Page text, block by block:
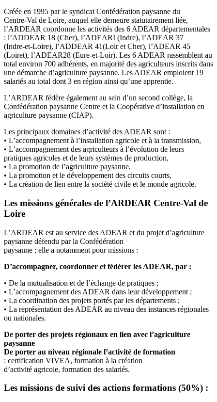
Créée en 1995 par le syndicat Confédération paysanne du
Centre-Val de Loire, auquel elle demeure statutairement liée,
l’ARDEAR coordonne les activités des 6 ADEAR départementales
: l’ADDEAR 18 (Cher), l’ADEARI (Indre), l’ADEAR 37
(Indre-et-Loire), l’ADDEAR 41(Loir et Cher), l’ADEAR 45
(Loiret), l’ADEAR28 (Eure-et-Loir). Les 6 ADEAR rassemblent au
total environ 700 adhérents, en majorité des agriculteurs inscrits dans
une démarche d’agriculture paysanne. Les ADEAR emploient 19
salariés au total dont 3 en région ainsi qu’une apprentie.
L’ARDEAR fédère également au sein d’un second collège, la
Confédération paysanne Centre et la Coopérative d’installation en
agriculture paysanne (CIAP).
Les principaux domaines d’activité des ADEAR sont :
• L’accompagnement à l’installation agricole et à la transmission,
• L’accompagnement des agriculteurs à l’évolution de leurs
pratiques agricoles et de leurs systèmes de production,
• La promotion de l’agriculture paysanne,
• La promotion et le développement des circuits courts,
• La création de lien entre la société civile et le monde agricole.
Les missions générales de l’ARDEAR Centre-Val de
Loire
L’ARDEAR est au service des ADEAR et du projet d’agriculture
paysanne défendu par la Confédération
paysanne ; elle a notamment pour missions :
D’accompagner, coordonner et fédérer les ADEAR, par :
• De la mutualisation et de l’échange de pratiques ;
• L’accompagnement des ADEAR dans leur développement ;
• La coordination des projets portés par les départements ;
• La représentation des ADEAR au niveau des instances régionales
ou nationales.
De porter des projets régionaux en lien avec l’agriculture
paysanne
De porter au niveau régionale l’activité de formation
: certification VIVEA, formation à la création
d’activité agricole, formation des salariés.
Les missions de suivi des actions formations (50%) :